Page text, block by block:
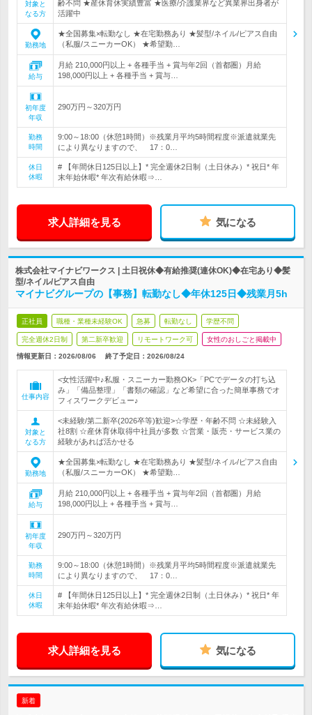
対象と
なる方
齢不問 ★産休育休実績豊富 ★医療/介護業界など異業界出身者が
活躍中
勤務地
★全国募集×転勤なし ★在宅勤務あり ★髪型/ネイル/ピアス自由
（私服/スニーカーOK） ★希望勤…
給与
月給 210,000円以上 + 各種手当 + 賞与年2回（首都圏）月給
198,000円以上 + 各種手当 + 賞与…
初年度
年収
290万円～320万円
勤務
時間
9:00～18:00（休憩1時間）※残業月平均5時間程度※派遣就業先
により異なりますので、 17：0…
休日
休暇
# 【年間休日125日以上】* 完全週休2日制（土日休み）* 祝日* 年
末年始休暇* 年次有給休暇⇒…
求人詳細を見る 気になる
株式会社マイナビワークス | 土日祝休◆有給推奨(連休OK)◆在宅あり◆髪
型/ネイル/ピアス自由
マイナビグループの【事務】転勤なし◆年休125日◆残業月5h
正社員 職種・業種未経験OK 急募 転勤なし 学歴不問
完全週休2日制 第二新卒歓迎 リモートワーク可 女性のおしごと掲載中
情報更新日：2026/08/06 終了予定日： 2026/08/24
仕事内容
<女性活躍中♪私服・スニーカー勤務OK>「PCでデータの打ち込
み」「備品整理」「書類の確認」など希望に合った簡単事務でオ
フィスワークデビュー♪
対象と
なる方
<未経験/第二新卒(2026卒等)歓迎>☆学歴・年齢不問 ☆未経験入
社8割 ☆産休育休取得中社員が多数 ☆営業・販売・サービス業の
経験があれば活かせる
勤務地
★全国募集×転勤なし ★在宅勤務あり ★髪型/ネイル/ピアス自由
（私服/スニーカーOK） ★希望勤…
給与
月給 210,000円以上 + 各種手当 + 賞与年2回（首都圏）月給
198,000円以上 + 各種手当 + 賞与…
初年度
年収
290万円～320万円
勤務
時間
9:00～18:00（休憩1時間）※残業月平均5時間程度※派遣就業先
により異なりますので、 17：0…
休日
休暇
# 【年間休日125日以上】* 完全週休2日制（土日休み）* 祝日* 年
末年始休暇* 年次有給休暇⇒…
求人詳細を見る 気になる
新着